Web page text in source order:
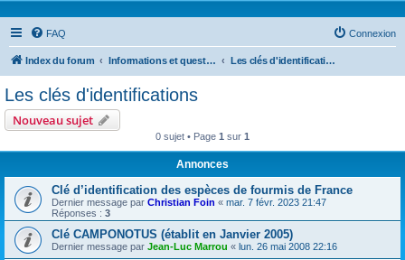
FAQ Connexion
Index du forum Informations et questions taxonomiques Les clés d'identifications
Les clés d'identifications
Nouveau sujet
0 sujet • Page 1 sur 1
Annonces
Clé d’identification des espèces de fourmis de France
Dernier message par Christian Foin « mar. 7 févr. 2023 21:47
Réponses : 3
Clé CAMPONOTUS (établit en Janvier 2005)
Dernier message par Jean-Luc Marrou « lun. 26 mai 2008 22:16